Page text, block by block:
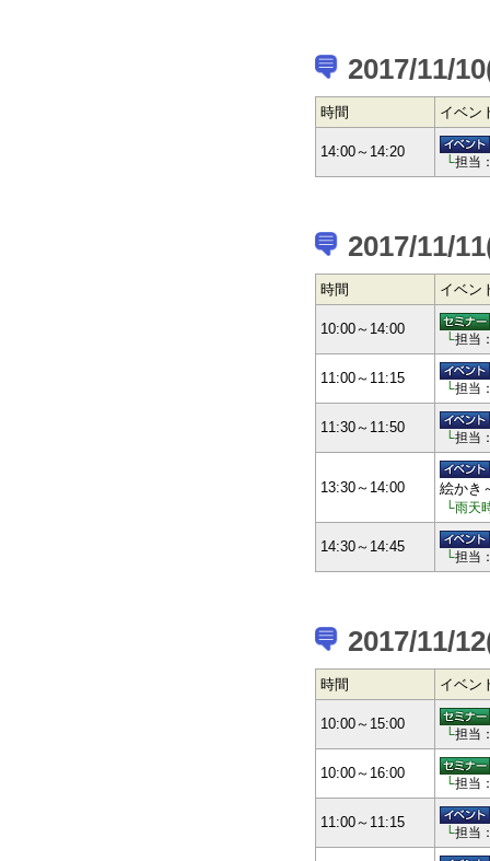
2017/11/
時間 イベン
14:00～14:20
└担当
2017/11/
時間 イベン
10:00～14:00
└担当
11:00～11:15
└担当
11:30～11:50
└担当
13:30～14:00 絵かき
└雨天
14:30～14:45
└担当
2017/11/
時間 イベン
10:00～15:00
└担当
10:00～16:00
└担当
11:00～11:15
└担当